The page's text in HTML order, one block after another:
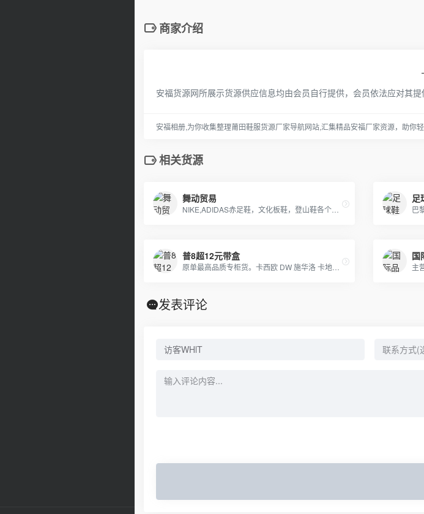
商家介绍
安福货源网所展示货源供应信息均由会员自行提供，会员依法应对其
安福相册,为你收集整理莆田鞋服货源厂家导航网站,汇集精品安福厂家资源，助你轻
相关货源
舞动贸易 足
普8超12元带盒 国
发表评论